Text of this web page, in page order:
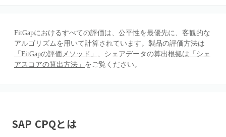
FitGapにおけるすべての評価は、公平性を最優先に、客観的な
アルゴリズムを用いて計算されています。製品の評価方法は
「FitGapの評価メソッド」 、シェアデータの算出根拠は 「シェ
アスコアの算出方法」 をご覧ください。
SAP CPQとは